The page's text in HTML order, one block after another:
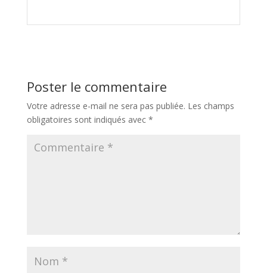
Poster le commentaire
Votre adresse e-mail ne sera pas publiée. Les champs
obligatoires sont indiqués avec *